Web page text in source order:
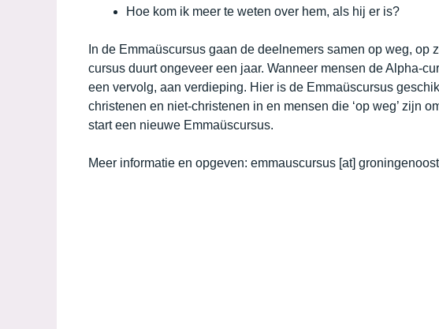
Hoe kom ik meer te weten over hem, als hij er is?
In de Emmaüscursus gaan de deelnemers samen op weg,
cursus duurt ongeveer een jaar. Wanneer mensen de Alpha-
een vervolg, aan verdieping. Hier is de Emmaüscursus
christenen en niet-christenen in en mensen die ‘op weg’ zijn
start een nieuwe Emmaüscursus.
Meer informatie en opgeven: emmauscursus [at]